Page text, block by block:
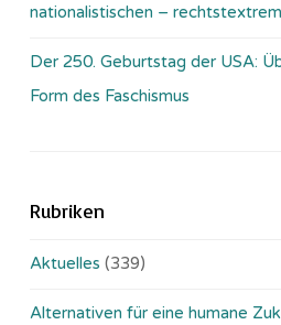
nationalistischen –
Der 250. Geburtstag der USA:
Form des Faschismus
Rubriken
Aktuelles (339)
Alternativen für eine humane